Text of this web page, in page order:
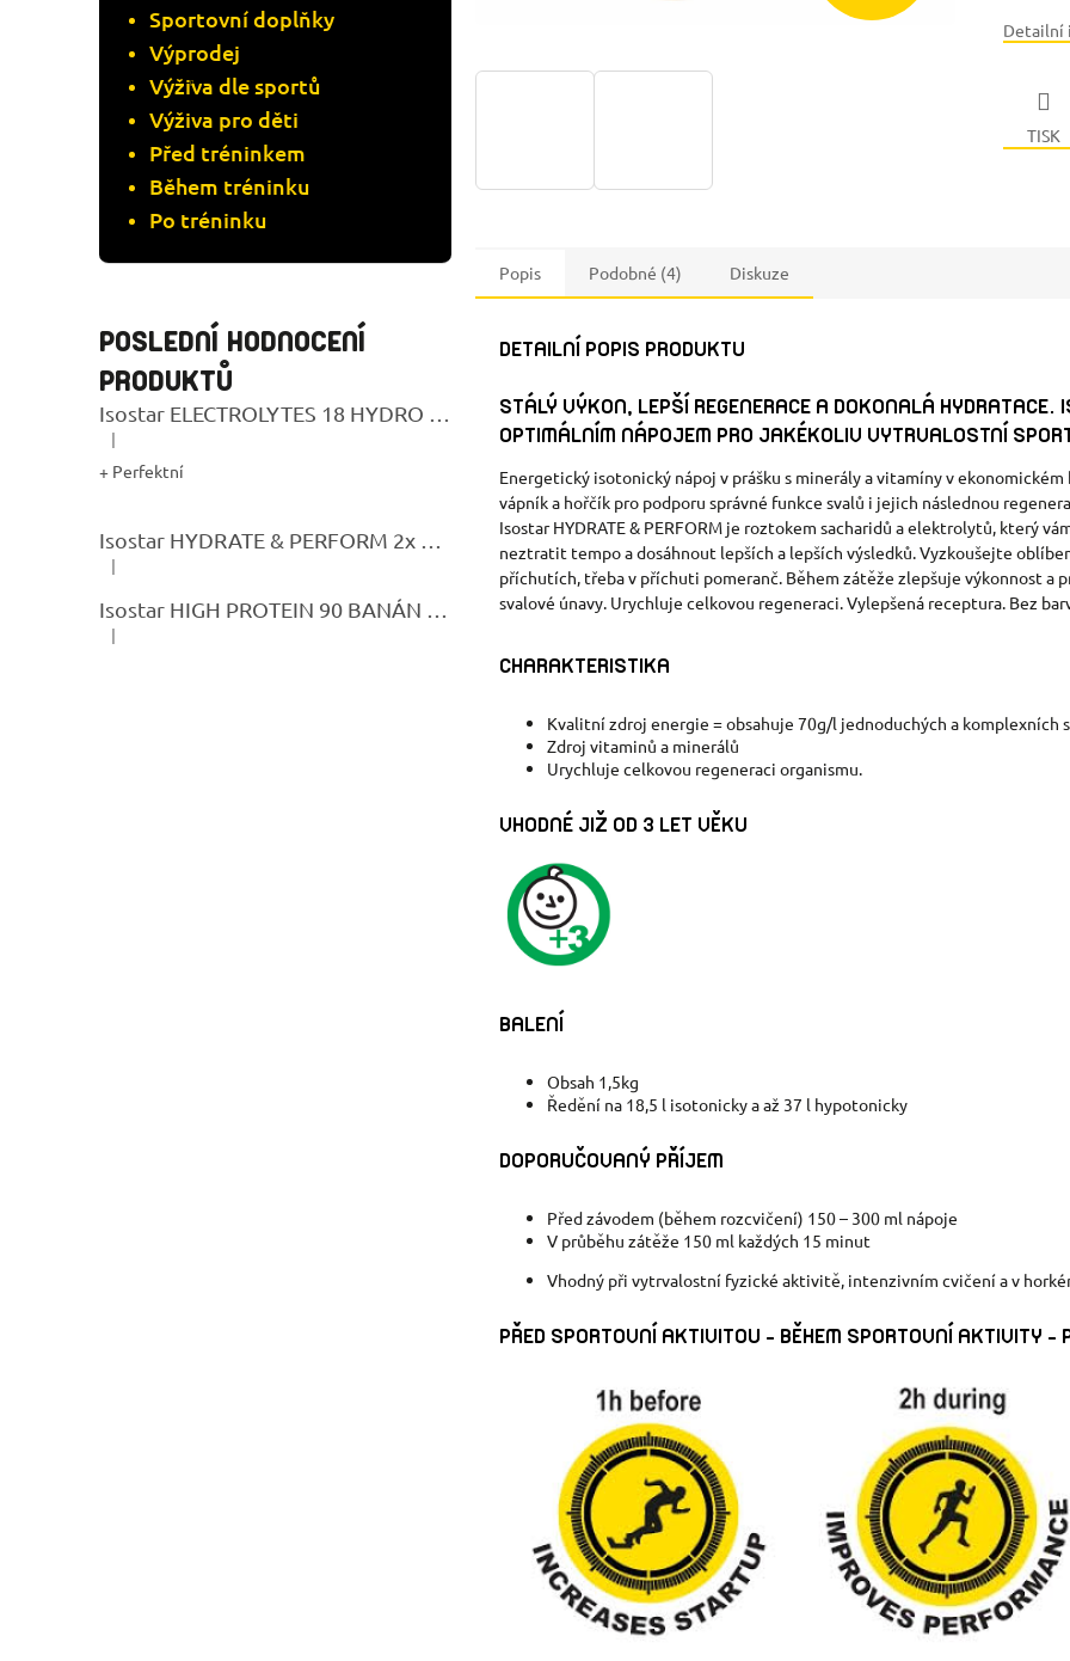
Sportovní doplňky
Výprodej
Výživa dle sportů
Výživa pro děti
Před tréninkem
Během tréninku
Po tréninku
POSLEDNÍ HODNOCENÍ
PRODUKTŮ
Hodnocení produktu je 5 z 5 hvězdiček.
|
+ Perfektní
Hodnocení produktu je 5 z 5 hvězdiček.
|
Hodnocení produktu je 5 z 5 hvězdiček.
|
Detailní
TISK
Popis Podobné (4) Diskuze
DETAILNÍ POPIS PRODUKTU
STÁLÝ VÝKON, LEPŠÍ REGENERACE A DOKONALÁ HYDRATACE.
OPTIMÁLNÍM NÁPOJEM PRO JAKÉKOLIV VYTRVALOSTNÍ
Energetický isotonický nápoj v prášku s minerály a vitamíny v
vápník a hořčík pro podporu správné funkce svalů i jejich následnou
Isostar HYDRATE & PERFORM je roztokem sacharidů a elektrolytů, který
neztratit tempo a dosáhnout lepších a lepších výsledků. Vyzkoušejte
příchutích, třeba v příchuti pomeranč. Během zátěže zlepšuje výkonnost a
svalové únavy. Urychluje celkovou regeneraci. Vylepšená receptura. Bez
CHARAKTERISTIKA
Kvalitní zdroj energie = obsahuje 70g/l jednoduchých a komplexních
Zdroj vitaminů a minerálů
Urychluje celkovou regeneraci organismu.
VHODNÉ JIŽ OD 3 LET VĚKU
BALENÍ
Obsah 1,5kg
Ředění na 18,5 l isotonicky a až 37 l hypotonicky
DOPORUČOVANÝ PŘÍJEM
Před závodem (během rozcvičení) 150 – 300 ml nápoje
V průběhu zátěže 150 ml každých 15 minut
Vhodný při vytrvalostní fyzické aktivitě, intenzivním cvičení a v
PŘED SPORTOVNÍ AKTIVITOU - BĚHEM SPORTOVNÍ AKTIVITY -